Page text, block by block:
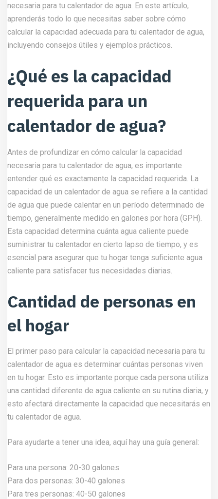
necesaria para tu calentador de agua. En este artículo,
aprenderás todo lo que necesitas saber sobre cómo
calcular la capacidad adecuada para tu calentador de agua,
incluyendo consejos útiles y ejemplos prácticos.
¿Qué es la capacidad
requerida para un
calentador de agua?
Antes de profundizar en cómo calcular la capacidad
necesaria para tu calentador de agua, es importante
entender qué es exactamente la capacidad requerida. La
capacidad de un calentador de agua se refiere a la cantidad
de agua que puede calentar en un período determinado de
tiempo, generalmente medido en galones por hora (GPH).
Esta capacidad determina cuánta agua caliente puede
suministrar tu calentador en cierto lapso de tiempo, y es
esencial para asegurar que tu hogar tenga suficiente agua
caliente para satisfacer tus necesidades diarias.
Cantidad de personas en
el hogar
El primer paso para calcular la capacidad necesaria para tu
calentador de agua es determinar cuántas personas viven
en tu hogar. Esto es importante porque cada persona utiliza
una cantidad diferente de agua caliente en su rutina diaria, y
esto afectará directamente la capacidad que necesitarás en
tu calentador de agua.
Para ayudarte a tener una idea, aquí hay una guía general:
Para una persona: 20-30 galones
Para dos personas: 30-40 galones
Para tres personas: 40-50 galones